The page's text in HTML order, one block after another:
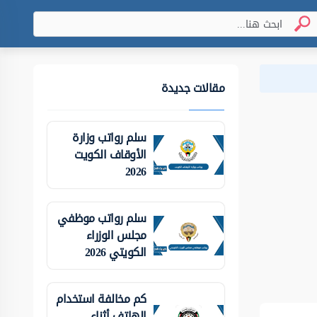
مقالات جديدة
سلم رواتب وزارة
الأوقاف الكويت
2026
سلم رواتب موظفي
مجلس الوزراء
الكويتي 2026
كم مخالفة استخدام